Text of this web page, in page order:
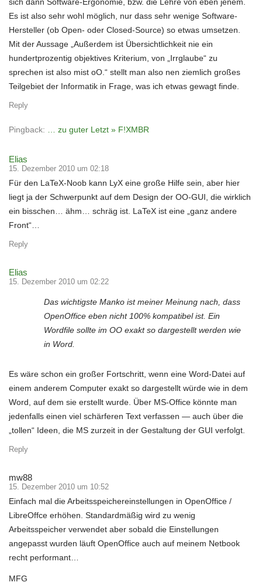
Es ist also sehr wohl möglich, nur dass sehr wenige Software-
Hersteller (ob Open- oder Closed-Source) so etwas umsetzen.
Mit der Aussage „Außerdem ist Übersichtlichkeit nie ein
hundertprozentig objektives Kriterium, von „Irrglaube“ zu
sprechen ist also mist oO.“ stellt man also nen ziemlich großes
Teilgebiet der Informatik in Frage, was ich etwas gewagt finde.
Reply
Pingback: … zu guter Letzt » F!XMBR
Elias
15. Dezember 2010 um 02:18
Für den LaTeX-Noob kann LyX eine große Hilfe sein, aber hier
liegt ja der Schwerpunkt auf dem Design der OO-GUI, die wirklich
ein bisschen… ähm… schräg ist. LaTeX ist eine „ganz andere
Front“…
Reply
Elias
15. Dezember 2010 um 02:22
Das wichtigste Manko ist meiner Meinung nach, dass
OpenOffice eben nicht 100% kompatibel ist. Ein
Wordfile sollte im OO exakt so dargestellt werden wie
in Word.
Es wäre schon ein großer Fortschritt, wenn eine Word-Datei auf
einem anderem Computer exakt so dargestellt würde wie in dem
Word, auf dem sie erstellt wurde. Über MS-Office könnte man
jedenfalls einen viel schärferen Text verfassen — auch über die
„tollen“ Ideen, die MS zurzeit in der Gestaltung der GUI verfolgt.
Reply
mw88
15. Dezember 2010 um 10:52
Einfach mal die Arbeitsspeichereinstellungen in OpenOffice /
LibreOffce erhöhen. Standardmäßig wird zu wenig
Arbeitsspeicher verwendet aber sobald die Einstellungen
angepasst wurden läuft OpenOffice auch auf meinem Netbook
recht performant…
MFG